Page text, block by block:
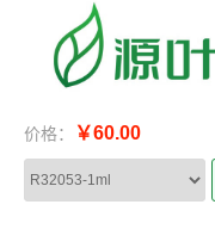
价格： ￥60.00